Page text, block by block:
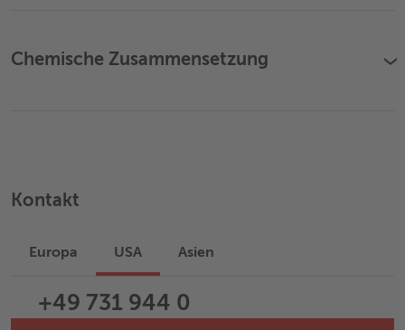
Chemische Zusammensetzung ›
Kontakt
Europa USA Asien
+49 731 944 0